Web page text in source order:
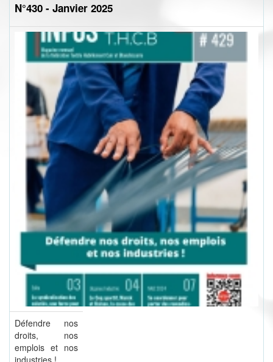
N°430 - Janvier 2025
Défendre nos
droits, nos
emplois et nos